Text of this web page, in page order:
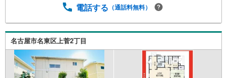
ど資金計画でご不安な方もおまかせください！弊社HPにて
ない物件の魅力をたっぷりご紹介しております♪さらに店
内には豊富な物件資料や発売予定物件等ございます☆この
機会にぜひお問い合わせください♪
電話する （通話料無料）
名古屋市名東区上菅2丁目